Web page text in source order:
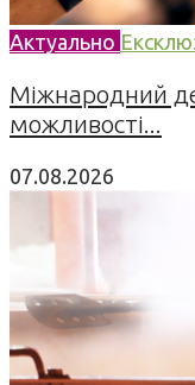
Актуально
Міжнародний
можливості...
07.08.2026